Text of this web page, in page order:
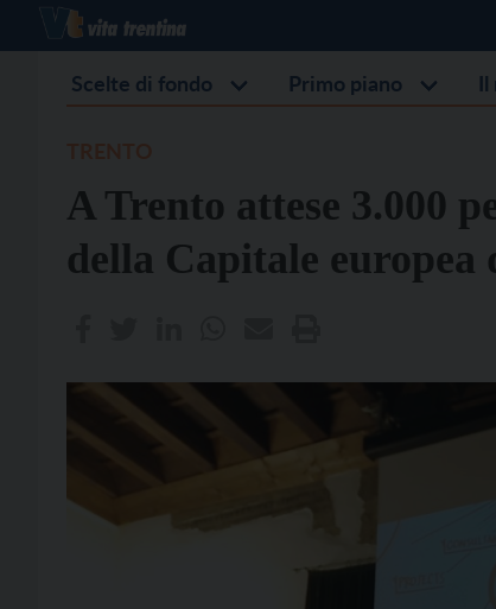
Scelte di fondo Primo piano Il
A Trento attese 3.000
della Capitale